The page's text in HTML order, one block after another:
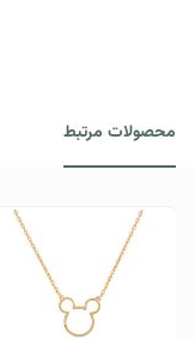
محصولات مرتبط